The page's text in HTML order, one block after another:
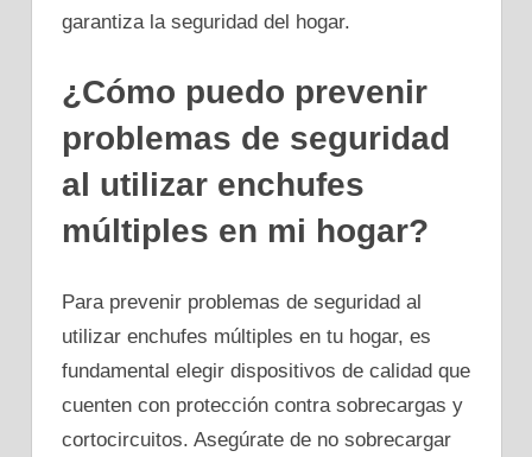
garantiza la seguridad del hogar.
¿Cómo puedo prevenir
problemas de seguridad
al utilizar enchufes
múltiples en mi hogar?
Para prevenir problemas de seguridad al
utilizar enchufes múltiples en tu hogar, es
fundamental elegir dispositivos de calidad que
cuenten con protección contra sobrecargas y
cortocircuitos. Asegúrate de no sobrecargar